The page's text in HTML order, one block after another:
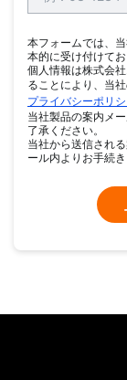
本フォームでは、
本的に受け付けてお
個人情報は株式会
ることにより、当
プライバシーポリ
当社製品の案内メ
了承ください。
当社から送信され
ール内よりお手続